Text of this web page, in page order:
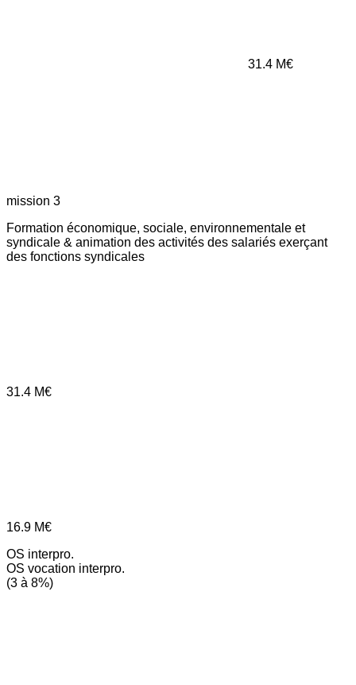
31.4 M€
mission 3
Formation économique, sociale, environnementale et
syndicale & animation des activités des salariés exerçant
des fonctions syndicales
31.4 M€
16.9 M€
OS interpro.
OS vocation interpro.
(3 à 8%)